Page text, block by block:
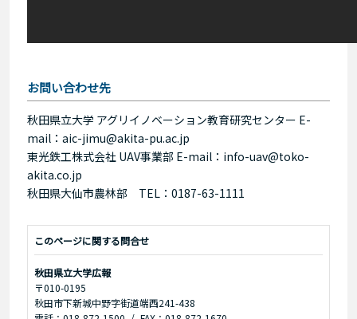
お問い合わせ先
秋田県立大学 アグリイノベーション教育研究センター E-
mail：aic-jimu@akita-pu.ac.jp
東光鉄工株式会社 UAV事業部 E-mail：info-uav@toko-
akita.co.jp
秋田県大仙市農林部 TEL：0187-63-1111
このページに関する問合せ
秋田県立大学広報
〒010-0195
秋田市下新城中野字街道端西241-438